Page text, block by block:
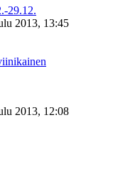
29.12.
2013, 13:45
2013, 12:08